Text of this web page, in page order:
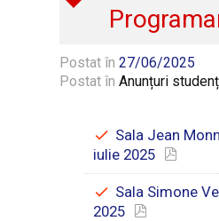
Postat în27/06/2025
Postat înAnunțuri
Sala Jean
iulie 2025
Sala Simone
2025